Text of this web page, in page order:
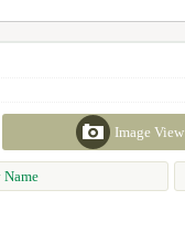
Image View
Name